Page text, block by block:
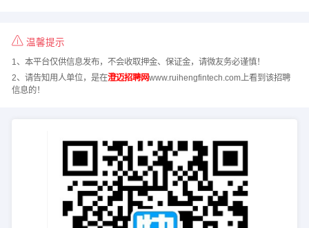
温馨提示
1、本平台仅供信息发布，不会收取押金、保证金，请微友务必谨慎！
2、请告知用人单位，是在澄迈招聘网www.ruihengfintech.com上看到该招聘
信息的！